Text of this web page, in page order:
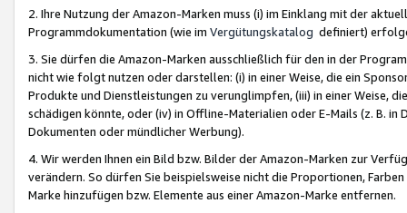
2. Ihre Nutzung der Amazon-Marken muss (i) im Einklang mit der
Programmdokumentation (wie im Vergütungskatalog definiert)
3. Sie dürfen die Amazon-Marken ausschließlich für den in der
nicht wie folgt nutzen oder darstellen: (i) in einer Weise, die ein
Produkte und Dienstleistungen zu verunglimpfen, (iii) in einer Weise,
schädigen könnte, oder (iv) in Offline-Materialien oder E-Mails (z. B. in
Dokumenten oder mündlicher Werbung).
4. Wir werden Ihnen ein Bild bzw. Bilder der Amazon-Marken zur
verändern. So dürfen Sie beispielsweise nicht die Proportionen,
Marke hinzufügen bzw. Elemente aus einer Amazon-Marke entfernen.